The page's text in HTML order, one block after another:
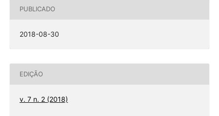
PUBLICADO
2018-08-30
EDIÇÃO
v. 7 n. 2 (2018)